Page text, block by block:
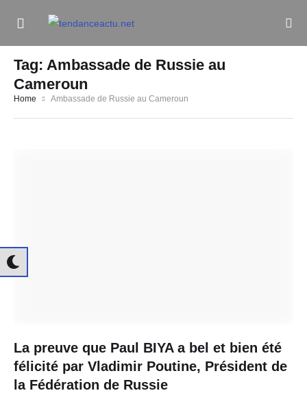
Tag: Ambassade de Russie au
Cameroun
Home Ambassade de Russie au Cameroun
La preuve que Paul BIYA a bel et bien été
félicité par Vladimir Poutine, Président de
la Fédération de Russie